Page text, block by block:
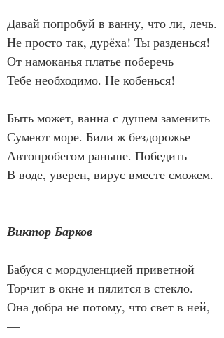
Давай попробуй в ванну, что ли, лечь.
Не просто так, дурёха! Ты разденься!
От намоканья платье поберечь
Тебе необходимо. Не кобенься!
Быть может, ванна с душем заменить
Сумеют море. Били ж бездорожье
Автопробегом раньше. Победить
В воде, уверен, вирус вместе сможем.
Виктор Барков
Бабуся с мордуленцией приветной
Торчит в окне и пялится в стекло.
Она добра не потому, что свет в ней,
—